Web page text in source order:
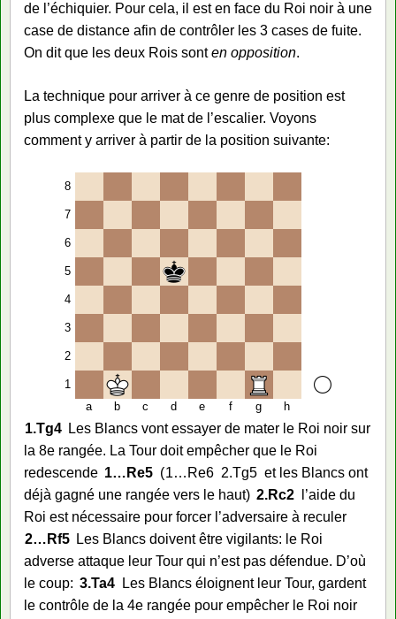
de l’échiquier. Pour cela, il est en face du Roi noir à une
case de distance afin de contrôler les 3 cases de fuite.
On dit que les deux Rois sonten opposition.
La technique pour arriver à ce genre de position est
plus complexe que le mat de l’escalier. Voyons
comment y arriver à partir de la position suivante:
8
7
6
5
4
3
2
1
a
b c d e f g h
1.Tg4 Les Blancs vont essayer de mater le Roi noir sur
la 8e rangée. La Tour doit empêcher que le Roi
redescende 1… Re5 1… Re6 2.Tg5 et les Blancs ont
déjà gagné une rangée vers le haut
2.Rc2
l’aide du
Roi est nécessaire pour forcer l’adversaire à reculer
2… Rf5 Les Blancs doivent être vigilants: le Roi
adverse attaque leur Tour qui n’est pas défendue. D’où
le coup: 3.Ta4
Les Blancs éloignent leur Tour, gardent
le contrôle de la 4e rangée pour empêcher le Roi noir